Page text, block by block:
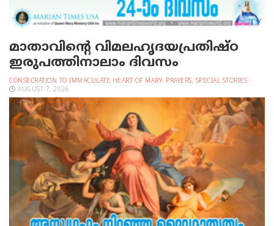
മാതാവിന്റെ വിമലഹൃദയപ്രതിഷ്ഠ
ഇരുപത്തിനാലാം ദിവസം
CONSECRATION TO IMMACULATE HEART OF MARY, PRAYERS, SPECIAL STORIES
AUGUST 7, 2026